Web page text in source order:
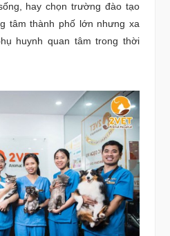
hay chọn trường đào tạo
tâm thành phố lớn nhưng xa
huynh quan tâm trong thời